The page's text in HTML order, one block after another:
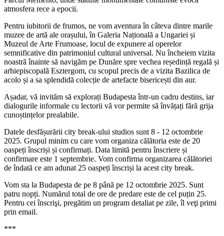
atmosfera rece a epocii.
Pentru iubitorii de frumos, ne vom aventura în câteva dintre marile
muzee de artă ale orașului, în Galeria Națională a Ungariei și
Muzeul de Arte Frumoase, locul de expunere al operelor
semnificative din patrimoniul cultural universal. Nu încheiem vizita
noastră înainte să navigăm pe Dunăre spre vechea reședință regală și
arhiepiscopală Esztergom, cu scopul precis de a vizita Bazilica de
acolo și a sa splendidă colecție de artefacte bisericești din aur.
Așadar, vă invităm să explorați Budapesta într-un cadru destins, iar
dialogurile informale cu lectorii vă vor permite să învățați fără grija
cunoștințelor prealabile.
Datele desfășurării city break-ului studios sunt 8 - 12 octombrie
2025. Grupul minim cu care vom organiza călătoria este de 20
oaspeți înscriși și confirmați. Data limită pentru înscriere și
confirmare este 1 septembrie. Vom confirma organizarea călătoriei
de îndată ce am adunat 25 oaspeți înscriși la acest city break.
Vom sta la Budapesta de pe 8 până pe 12 octombrie 2025. Sunt
patru nopți. Numărul total de ore de predare este de cel puțin 25.
Pentru cei înscrişi, pregătim un program detaliat pe zile, îl veţi primi
prin email.
***